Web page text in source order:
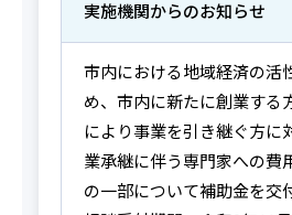
実施機関からのお知らせ
市内における地域経済の活
め、市内に新たに創業する
により事業を引き継ぐ方に
業承継に伴う専門家への費
の一部について補助金を交